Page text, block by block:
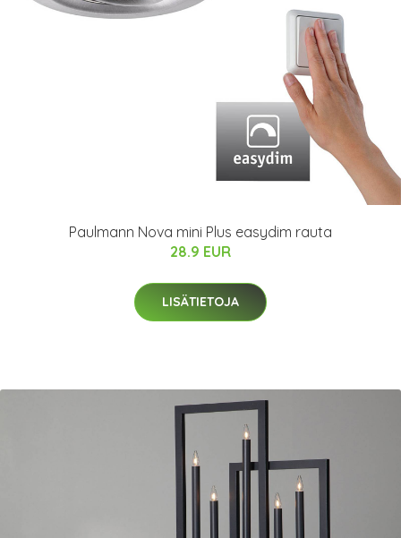
Paulmann Nova mini Plus easydim rauta
28.9 EUR
LISÄTIETOJA